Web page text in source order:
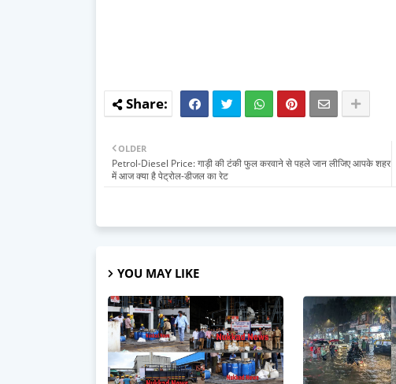
OLDER
Petrol-Diesel Price: गाड़ी की टंकी फुल करवाने से पहले जान लीजिए आपके शहर
में आज क्या है पेट्रोल-डीजल का रेट
YOU MAY LIKE